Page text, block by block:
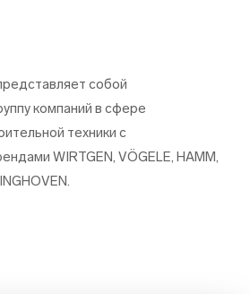
собой
компаний в сфере
техники с
WIRTGEN, VÖGELE, HAMM,